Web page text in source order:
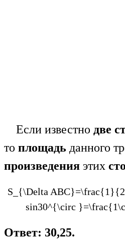
Если известно две
то площадь данного
произведения этих
S_{\Delta
sin30^{\circ
Ответ: 30,25.